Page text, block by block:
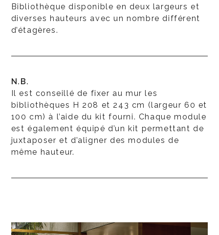
Bibliothèque disponible en deux largeurs et
diverses hauteurs avec un nombre différent
d’étagères.
N.B.
Il est conseillé de fixer au mur les
bibliothèques H 208 et 243 cm (largeur 60 et
100 cm) à l’aide du kit fourni. Chaque module
est également équipé d’un kit permettant de
juxtaposer et d’aligner des modules de
même hauteur.